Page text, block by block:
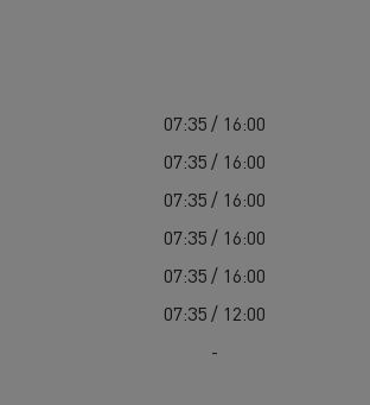
07:35 / 16:00
07:35 / 16:00
07:35 / 16:00
07:35 / 16:00
07:35 / 16:00
07:35 / 12:00
-